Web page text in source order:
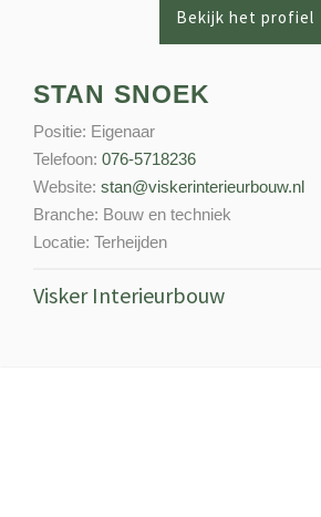
STAN SNOEK
Positie: Eigenaar
Telefoon: 076-5718236
Website: stan@viskerinterieurbouw.nl
Branche: Bouw en techniek
Locatie: Terheijden
Visker Interieurbouw